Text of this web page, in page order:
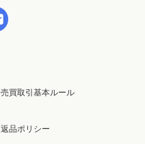
売買取引基本ルール
返品ポリシー